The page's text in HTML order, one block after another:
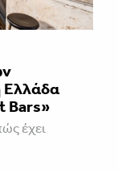
Bars»
έχει